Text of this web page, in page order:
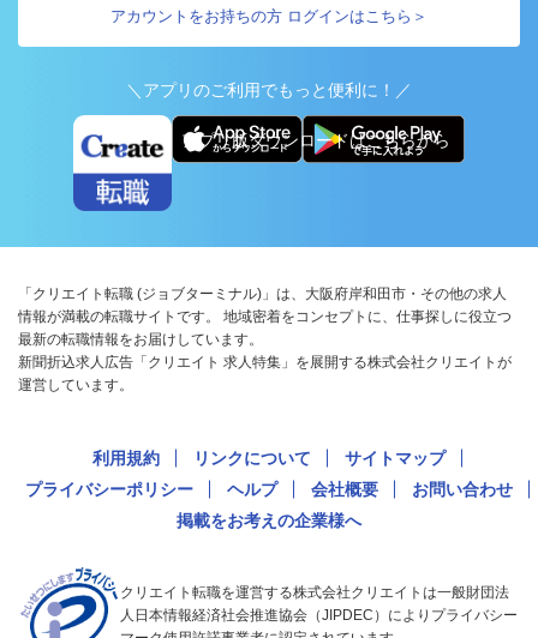
アカウントをお持ちの方 ログインはこちら＞
＼アプリのご利用でもっと便利に！／
アプリ版ダウンロードはこちらから
「クリエイト転職 (ジョブターミナル)」は、大阪府岸和田市・その他の求人
情報が満載の転職サイトです。 地域密着をコンセプトに、仕事探しに役立つ
最新の転職情報をお届けしています。
新聞折込求人広告「クリエイト 求人特集」を展開する株式会社クリエイトが
運営しています。
利用規約 リンクについて
サイトマップ
プライバシーポリシー
ヘルプ 会社概要
お問い合わせ
掲載をお考えの企業様へ
クリエイト転職を運営する株式会社クリエイトは一般財団法
人日本情報経済社会推進協会（JIPDEC）によりプライバシー